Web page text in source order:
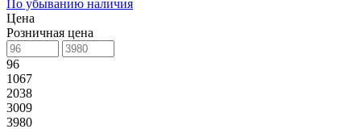
По убыванию наличия
Цена
Розничная цена
96
1067
2038
3009
3980